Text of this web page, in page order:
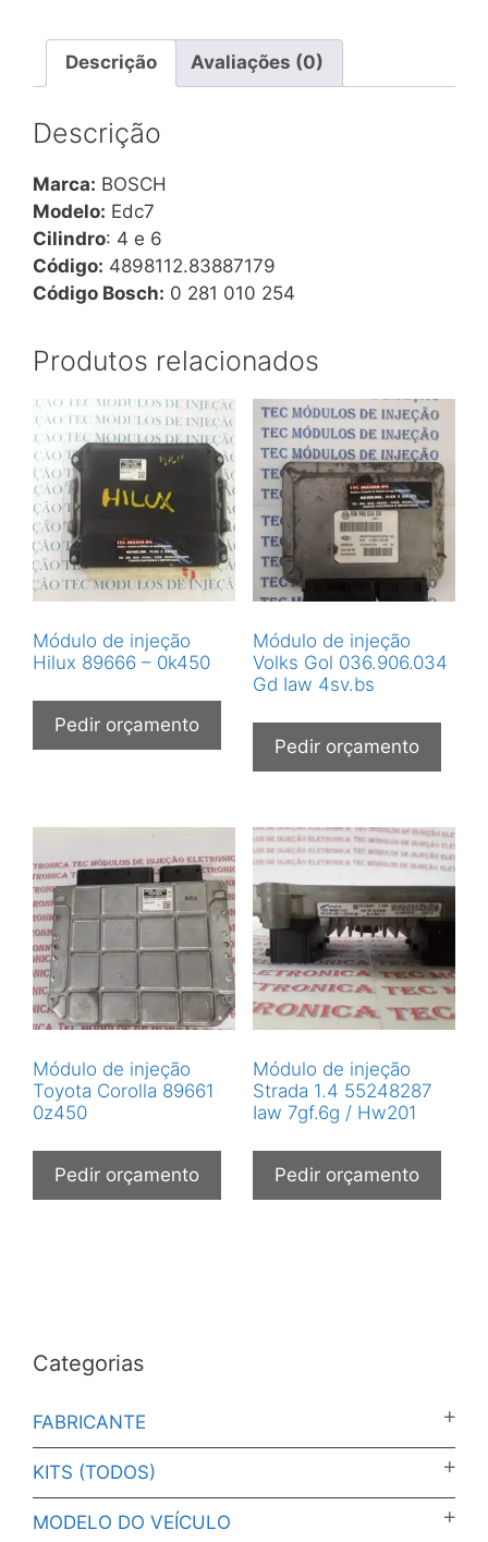
n°
281
254
Descrição Avaliações (0)
Descrição
Marca: BOSCH
Modelo: Edc7
Cilindro: 4 e 6
Código: 4898112.83887179
Código Bosch: 0 281 010 254
Produtos relacionados
Módulo de injeção
Hilux 89666 – 0k450
Pedir orçamento
Módulo de injeção
Volks Gol 036.906.034
Gd Iaw 4sv.bs
Pedir orçamento
Módulo de injeção
Toyota Corolla 89661
0z450
Pedir orçamento
Módulo de injeção
Strada 1.4 55248287
Iaw 7gf.6g / Hw201
Pedir orçamento
Categorias
FABRICANTE
KITS (TODOS)
MODELO DO VEÍCULO